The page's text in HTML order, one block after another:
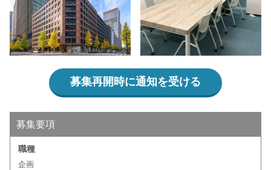
募集再開時に通知を受ける
募集要項
職種
企画